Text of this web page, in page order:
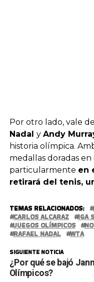
Por otro lado, vale
Nadal y Andy
historia olímpica.
medallas doradas
particularmente en
retirará del tenis,
TEMAS RELACIONADOS:
CARLOS ALCARAZ
IGA
JUEGOS OLÍMPICOS
RAFAEL NADAL
WTA
SIGUIENTE NOTICIA
¿Por qué se bajó
Olímpicos?